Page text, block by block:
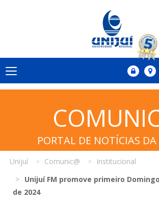
PORTAL DE NOTÍCIAS
Unijuí Comunic@
Institucional
Unijuí FM promove primeiro
de 2024